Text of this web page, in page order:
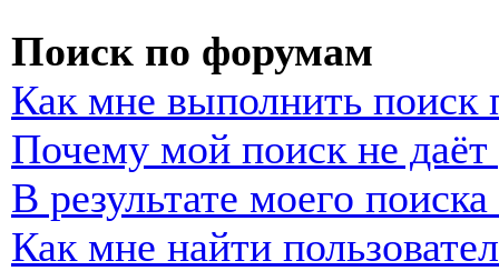
Поиск по форумам
Как мне выполнить
Почему мой поиск не даёт
В результате моего
Как мне найти